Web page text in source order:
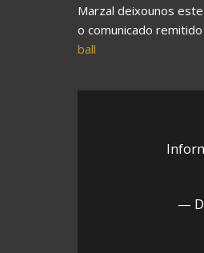
Marzal deixounos
o comunicado
ball
—